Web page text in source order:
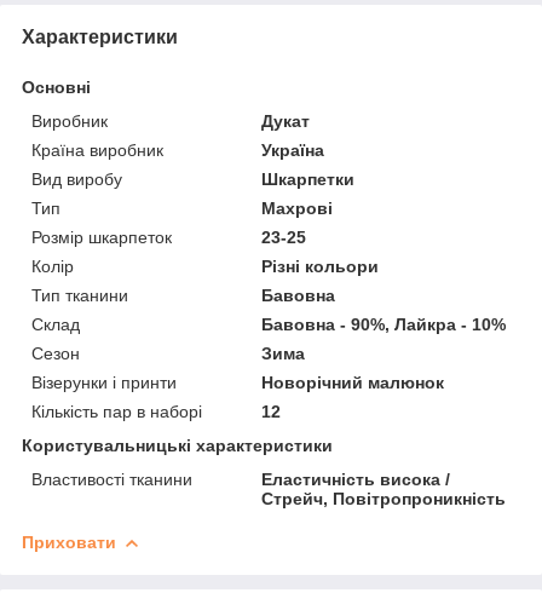
Характеристики
Основні
Виробник
Дукат
Країна виробник
Україна
Вид виробу
Шкарпетки
Тип
Махрові
Розмір шкарпеток
23-25
Колір
Різні кольори
Тип тканини
Бавовна
Склад
Бавовна - 90%, Лайкра - 10%
Сезон
Зима
Візерунки і принти
Новорічний малюнок
Кількість пар в наборі
12
Користувальницькі характеристики
Властивості тканини
Еластичність висока /
Стрейч, Повітропроникність
Приховати